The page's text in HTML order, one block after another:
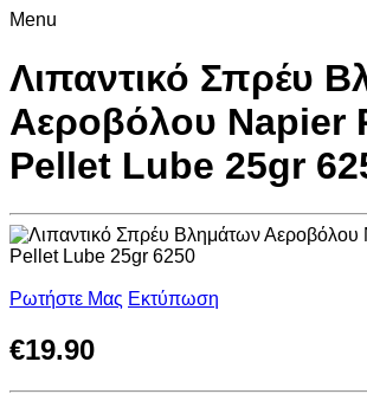
Menu
Λιπαντικό Σπρέυ
Αεροβόλου Napier
Pellet Lube 25gr
Ρωτήστε Μας Εκτύπωση
€19.90